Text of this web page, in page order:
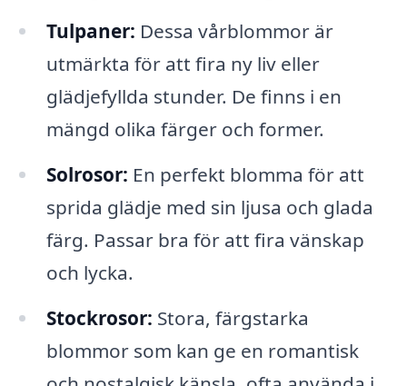
Tulpaner: Dessa vårblommor är
utmärkta för att fira ny liv eller
glädjefyllda stunder. De finns i en
mängd olika färger och former.
Solrosor: En perfekt blomma för att
sprida glädje med sin ljusa och glada
färg. Passar bra för att fira vänskap
och lycka.
Stockrosor: Stora, färgstarka
blommor som kan ge en romantisk